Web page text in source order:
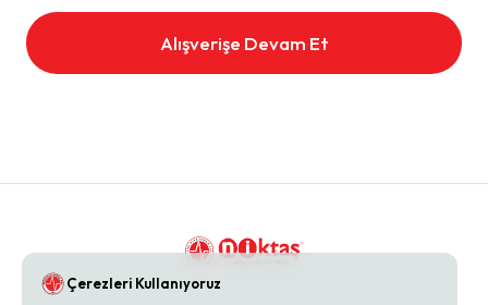
Alışverişe Devam Et
Çerezleri Kullanıyoruz